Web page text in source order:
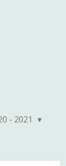
- 2021